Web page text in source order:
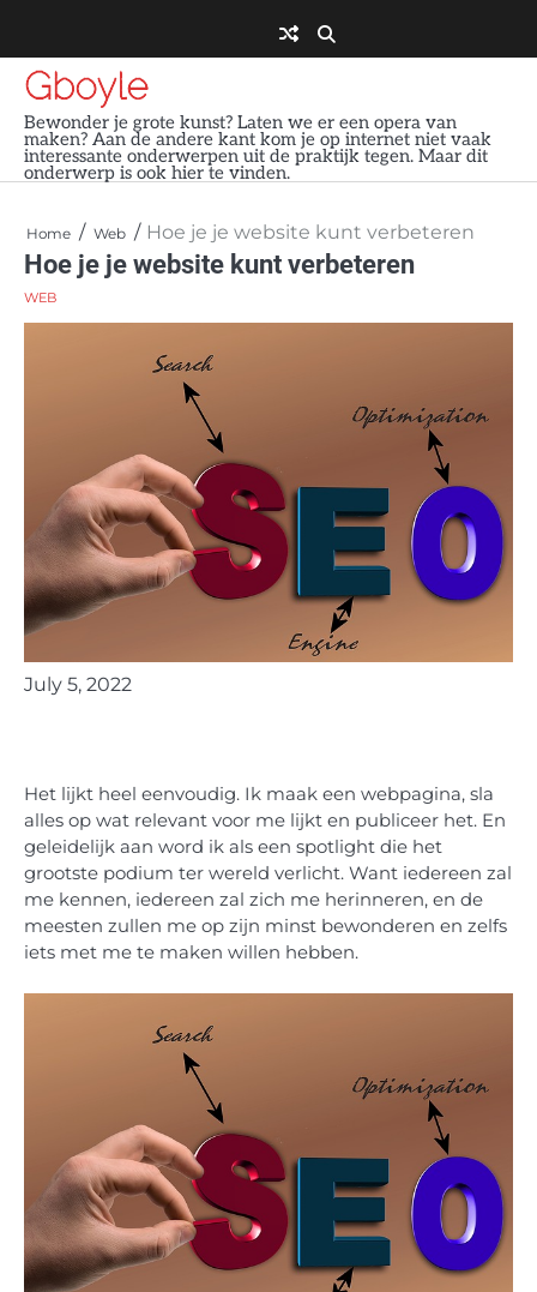
content
Gboyle
Bewonder je grote kunst? Laten we er een opera van
maken? Aan de andere kant kom je op internet niet vaak
interessante onderwerpen uit de praktijk tegen. Maar dit
onderwerp is ook hier te vinden.
Home Web Hoe je je website kunt verbeteren
Hoe je je website kunt verbeteren
WEB
July 5, 2022
Het lijkt heel eenvoudig. Ik maak een webpagina, sla
alles op wat relevant voor me lijkt en publiceer het. En
geleidelijk aan word ik als een spotlight die het
grootste podium ter wereld verlicht. Want iedereen zal
me kennen, iedereen zal zich me herinneren, en de
meesten zullen me op zijn minst bewonderen en zelfs
iets met me te maken willen hebben.